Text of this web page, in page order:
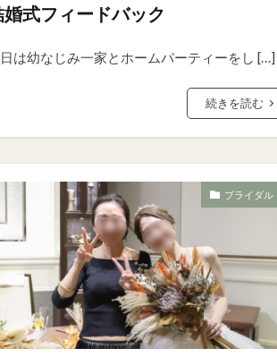
婚式フィードバック
は幼なじみ一家とホームパーティーをし […]
続きを読む
ブライダル